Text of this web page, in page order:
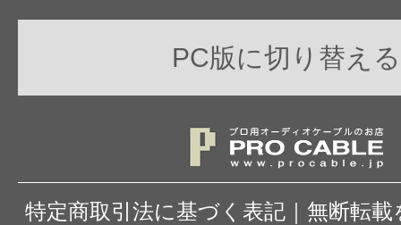
PC版に切り替える
特定商取引法に基づく表記 無断転載